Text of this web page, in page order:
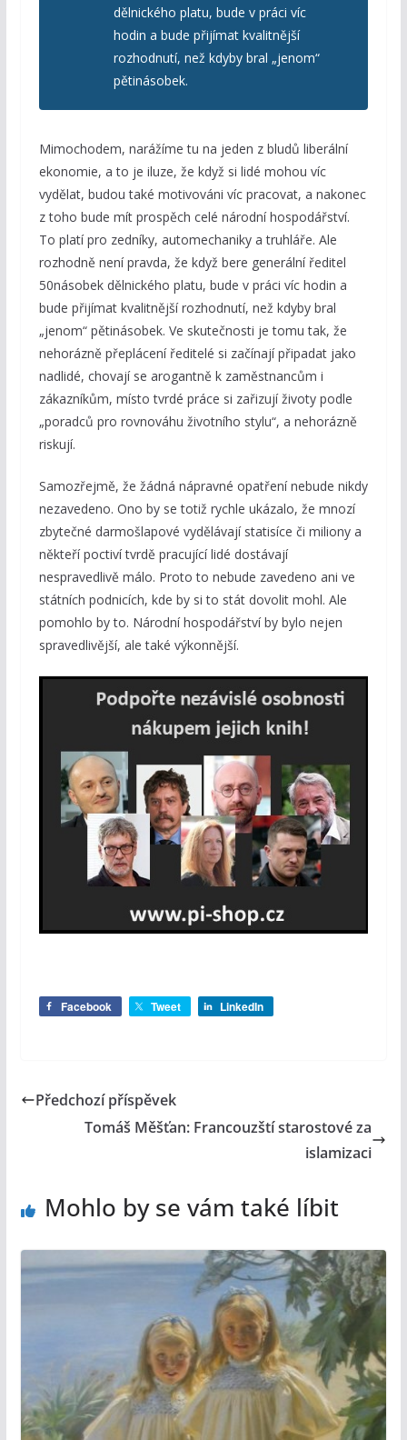
dělnického platu, bude v práci víc
hodin a bude přijímat kvalitnější
rozhodnutí, než kdyby bral „jenom“
pětinásobek.
Mimochodem, narážíme tu na jeden z bludů liberální
ekonomie, a to je iluze, že když si lidé mohou víc
vydělat, budou také motivováni víc pracovat, a nakonec
z toho bude mít prospěch celé národní hospodářství.
To platí pro zedníky, automechaniky a truhláře. Ale
rozhodně není pravda, že když bere generální ředitel
50násobek dělnického platu, bude v práci víc hodin a
bude přijímat kvalitnější rozhodnutí, než kdyby bral
„jenom“ pětinásobek. Ve skutečnosti je tomu tak, že
nehorázně přeplácení ředitelé si začínají připadat jako
nadlidé, chovají se arogantně k zaměstnancům i
zákazníkům, místo tvrdé práce si zařizují životy podle
„poradců pro rovnováhu životního stylu“, a nehorázně
riskují.
Samozřejmě, že žádná nápravné opatření nebude nikdy
nezavedeno. Ono by se totiž rychle ukázalo, že mnozí
zbytečné darmošlapové vydělávají statisíce či miliony a
někteří poctiví tvrdě pracující lidé dostávají
nespravedlivě málo. Proto to nebude zavedeno ani ve
státních podnicích, kde by si to stát dovolit mohl. Ale
pomohlo by to. Národní hospodářství by bylo nejen
spravedlivější, ale také výkonnější.
Facebook Tweet LinkedIn
Předchozí příspěvek
Tomáš Měšťan: Francouzští starostové za
islamizaci
Mohlo by se vám také líbit